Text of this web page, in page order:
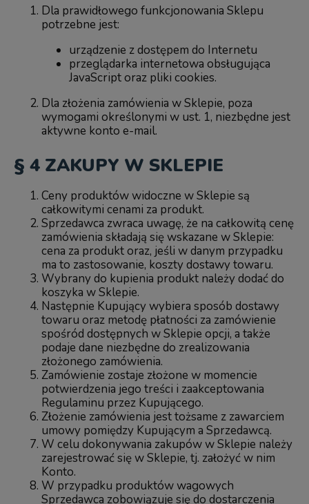
Dla prawidłowego funkcjonowania Sklepu
potrzebne jest:
urządzenie z dostępem do Internetu
przeglądarka internetowa obsługująca
JavaScript oraz pliki cookies.
Dla złożenia zamówienia w Sklepie, poza
wymogami określonymi w ust. 1, niezbędne jest
aktywne konto e-mail.
§ 4 ZAKUPY W SKLEPIE
Ceny produktów widoczne w Sklepie są
całkowitymi cenami za produkt.
Sprzedawca zwraca uwagę, że na całkowitą cenę
zamówienia składają się wskazane w Sklepie:
cena za produkt oraz, jeśli w danym przypadku
ma to zastosowanie, koszty dostawy towaru.
Wybrany do kupienia produkt należy dodać do
koszyka w Sklepie.
Następnie Kupujący wybiera sposób dostawy
towaru oraz metodę płatności za zamówienie
spośród dostępnych w Sklepie opcji, a także
podaje dane niezbędne do zrealizowania
złożonego zamówienia.
Zamówienie zostaje złożone w momencie
potwierdzenia jego treści i zaakceptowania
Regulaminu przez Kupującego.
Złożenie zamówienia jest tożsame z zawarciem
umowy pomiędzy Kupującym a Sprzedawcą.
W celu dokonywania zakupów w Sklepie należy
zarejestrować się w Sklepie, tj. założyć w nim
Konto.
W przypadku produktów wagowych
Sprzedawca zobowiązuje się do dostarczenia